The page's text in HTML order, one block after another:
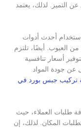
عن التميز. لذلك، يعتمد
أحدث أدوات
العيوب. أيضًا، تلتزم
أسعار تنافسية
عن جودة المواد
تركيب جبس بورد في
طلبات العملاء، حيث
المكان. لذلك، إن